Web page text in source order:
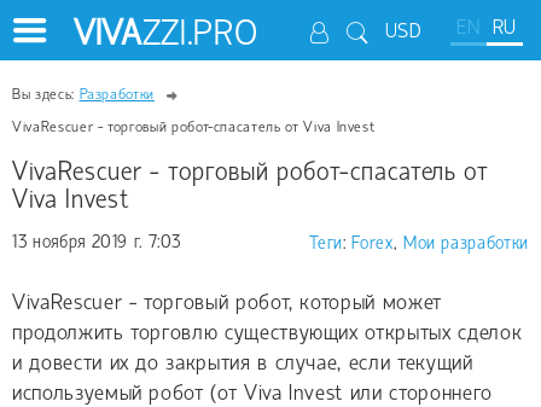
USD EN RU
VIVAZZI.PRO
Вы здесь: Разработки
VivaRescuer - торговый робот-спасатель от Viva Invest
VivaRescuer - торговый робот-спасатель от
Viva Invest
13 ноября 2019 г. 7:03 Теги:Forex, Мои разработки
VivaRescuer - торговый робот, который может
продолжить торговлю существующих открытых сделок
и довести их до закрытия в случае, если текущий
используемый робот (от Viva Invest или стороннего